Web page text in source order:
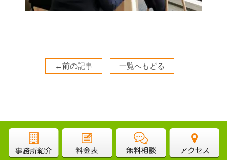
←前の記事 一覧へもどる